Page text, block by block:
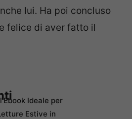
lui. Ha poi concluso
felice di aver fatto il
Ideale per
Estive in